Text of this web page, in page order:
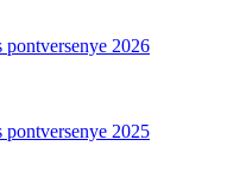
2026
2025